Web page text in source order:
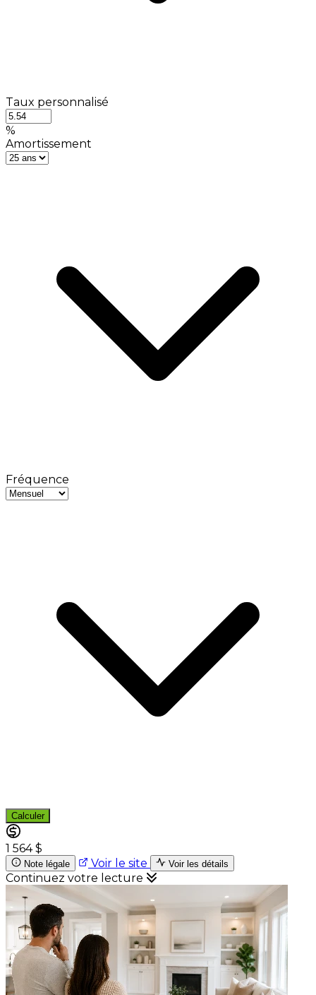
Taux personnalisé
%
Amortissement
Fréquence
Calculer
1 564 $
Note légale Voir le site Voir les détails
Continuez votre lecture